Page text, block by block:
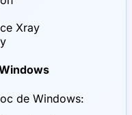
Xray
de Windows: